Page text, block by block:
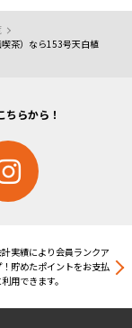
茶）なら153号天白植
らから！
計実績により会員ランクア
貯めたポイントをお支払
用できます。